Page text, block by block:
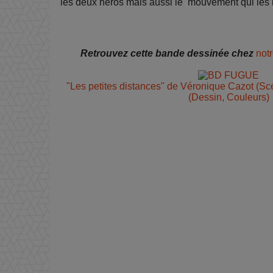
les deux héros mais aussi le mouvement qui les
Retrouvez cette bande dessinée chez
"Les petites distances" de Véronique Cazot
(Dessin, Couleurs)